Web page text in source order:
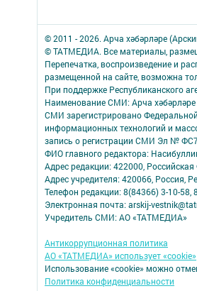
© 2011 - 2026. Арча хәбәрләре
© ТАТМЕДИА. Все материалы,
Перепечатка, воспроизведение и
размещенной на сайте, возможна
При поддержке Республиканского
Наименование СМИ: Арча хәбәрләре
СМИ зарегистрировано
информационных технологий и
запись о регистрации СМИ Эл №
ФИО главного редактора:
Адрес редакции: 422000,
Адрес учредителя: 420066, Россия,
Телефон редакции: 8(84366) 3-10-58,
Электронная почта: arskij-
Учредитель СМИ: АО «ТАТМЕДИА»
Антикоррупционная политика
АО «ТАТМЕДИА» использует «cookie»
Использование «cookie» можно
Политика конфиденциальности